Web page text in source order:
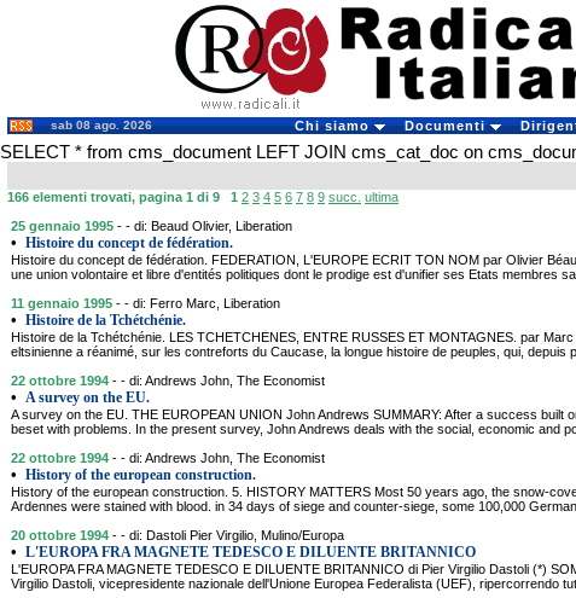
sab 08 ago. 2026 Chi siamo Documenti
SELECT * from cms_document LEFT JOIN cms_cat_doc on
166 elementi trovati, pagina 1 di 9 1 2 3 4 5 6 7 8 9 succ. ultima
25 gennaio 1995 - - di: Beaud Olivier, Liberation
• Histoire du concept de fédération.
Histoire du concept de fédération. FEDERATION, L'EUROPE ECRIT TON NOM par Olivier
une union volontaire et libre d'entités politiques dont le prodige est d'unifier ses Etats membres
11 gennaio 1995 - - di: Ferro Marc, Liberation
• Histoire de la Tchétchénie.
Histoire de la Tchétchénie. LES TCHETCHENES, ENTRE RUSSES ET MONTAGNES. par
eltsinienne a réanimé, sur les contreforts du Caucase, la longue histoire de peuples, qui, depuis
22 ottobre 1994 - - di: Andrews John, The Economist
• A survey on the EU.
A survey on the EU. THE EUROPEAN UNION John Andrews SUMMARY: After a success built
beset with problems. In the present survey, John Andrews deals with the social, economic and
22 ottobre 1994 - - di: Andrews John, The Economist
• History of the european construction.
History of the european construction. 5. HISTORY MATTERS Most 50 years ago, the snow-
Ardennes were stained with blood. in 34 days of siege and counter-siege, some 100,000
20 ottobre 1994 - - di: Dastoli Pier Virgilio, Mulino/Europa
• L'EUROPA FRA MAGNETE TEDESCO E DILUENTE BRITANNICO
L'EUROPA FRA MAGNETE TEDESCO E DILUENTE BRITANNICO di Pier Virgilio Dastoli (*)
Virgilio Dastoli, vicepresidente nazionale dell'Unione Europea Federalista (UEF), ripercorrendo